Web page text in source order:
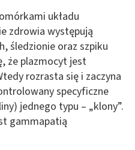
układu
zdrowia występują
śledzionie oraz szpiku
że plazmocyt jest
rozrasta się i zaczyna
specyficzne
jednego typu – „klony”.
gammapatią